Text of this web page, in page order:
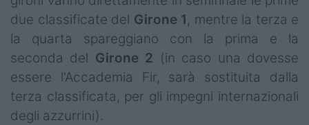
due classificate del Girone 1, mentre la terza e
la quarta spareggiano con la prima e la
seconda del Girone 2 (in caso una dovesse
essere l'Accademia Fir, sarà sostituita dalla
terza classificata, per gli impegni internazionali
degli azzurrini).